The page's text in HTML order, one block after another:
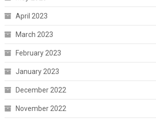
April 2023
March 2023
February 2023
January 2023
December 2022
November 2022